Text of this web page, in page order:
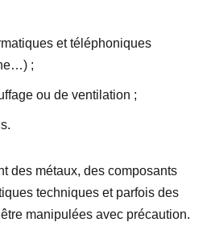
et téléphoniques
;
ou de ventilation ;
des métaux, des composants
techniques et parfois des
manipulées avec précaution.